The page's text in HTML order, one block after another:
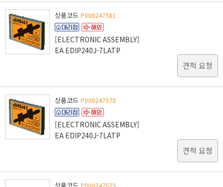
상품코드 P000247581
[ELECTRONIC ASSEMBLY]
EA EDIP240J-7LATP
견적 요청
상품코드 P000247578
[ELECTRONIC ASSEMBLY]
EA EDIP240J-7LATP
견적 요청
P000247575